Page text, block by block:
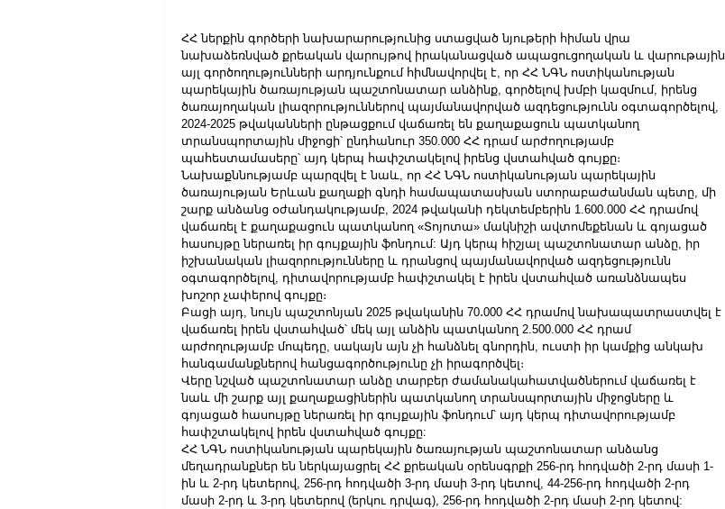
ՀՀ ներքին գործերի նախարարությունից ստացված նյութերի հիման վրա
նախաձեռնված քրեական վարույթով իրականացված ապացուցողական և վարութային
այլ գործողությունների արդյունքում հիմնավորվել է, որ ՀՀ ՆԳՆ ոստիկանության
պարեկային ծառայության պաշտոնատար անձինք, գործելով խմբի կազմում, իրենց
ծառայողական լիազորություններով պայմանավորված ազդեցությունն օգտագործելով,
2024-2025 թվականների ընթացքում վաճառել են քաղաքացուն պատկանող
տրանսպորտային միջոցի՝ ընդհանուր 350.000 ՀՀ դրամ արժողությամբ
պահեստամասերը՝ այդ կերպ հափշտակելով իրենց վստահված գույքը։
Նախաքննությամբ պարզվել է նաև, որ ՀՀ ՆԳՆ ոստիկանության պարեկային
ծառայության Երևան քաղաքի գնդի համապատասխան ստորաբաժանման պետը, մի
շարք անձանց օժանդակությամբ, 2024 թվականի դեկտեմբերին 1.600.000 ՀՀ դրամով
վաճառել է քաղաքացուն պատկանող «Տոյոտա» մակնիշի ավտոմեքենան և գոյացած
հասույթը ներառել իր գույքային ֆոնդում: Այդ կերպ հիշյալ պաշտոնատար անձը, իր
իշխանական լիազորությունները և դրանցով պայմանավորված ազդեցությունն
օգտագործելով, դիտավորությամբ հափշտակել է իրեն վստահված առանձնապես
խոշոր չափերով գույքը։
Բացի այդ, նույն պաշտոնյան 2025 թվականին 70․000 ՀՀ դրամով նախապատրաստվել է
վաճառել իրեն վստահված՝ մեկ այլ անձին պատկանող 2.500.000 ՀՀ դրամ
արժողությամբ մոպեդը, սակայն այն չի հանձնել գնորդին, ուստի իր կամքից անկախ
հանգամանքներով հանցագործությունը չի իրագործվել։
Վերը նշված պաշտոնատար անձը տարբեր ժամանակահատվածներում վաճառել է
նաև մի շարք այլ քաղաքացիներին պատկանող տրանսպորտային միջոցները և
գոյացած հասույթը ներառել իր գույքային ֆոնդում՝ այդ կերպ դիտավորությամբ
հափշտակելով իրեն վստահված գույքը:
ՀՀ ՆԳՆ ոստիկանության պարեկային ծառայության պաշտոնատար անձանց
մեղադրանքներ են ներկայացրել ՀՀ քրեական օրենսգրքի 256-րդ հոդվածի 2-րդ մասի 1-
ին և 2-րդ կետերով, 256-րդ հոդվածի 3-րդ մասի 3-րդ կետով, 44-256-րդ հոդվածի 2-րդ
մասի 2-րդ և 3-րդ կետերով (երկու դրվագ), 256-րդ հոդվածի 2-րդ մասի 2-րդ կետով: